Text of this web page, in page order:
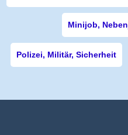
Minijob,
Polizei, Militär, Sicherheit